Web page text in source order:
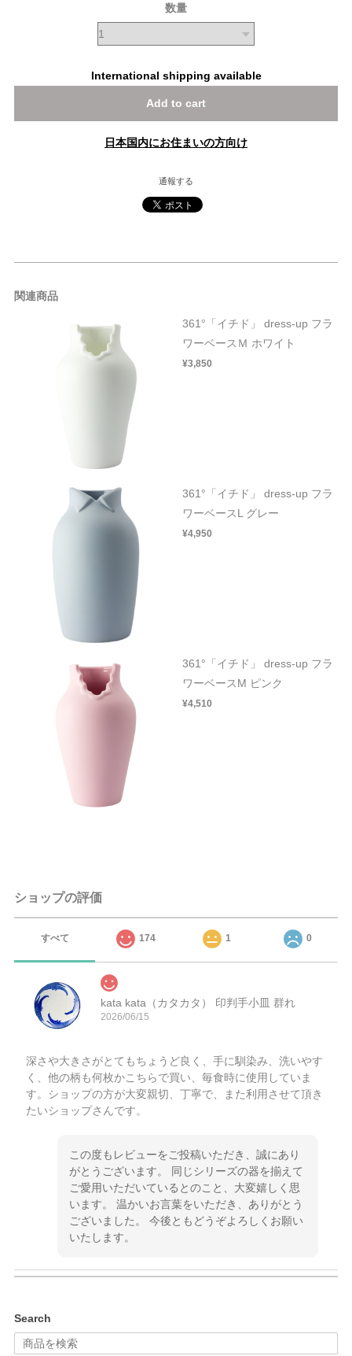
数量
International shipping available
Add to cart
日本国内にお住まいの方向け
通報する
関連商品
361°「イチド」 dress-up フラ
ワーベースＭ ホワイト
¥3,850
361°「イチド」 dress-up フラ
ワーベースL グレー
¥4,950
361°「イチド」 dress-up フラ
ワーベースM ピンク
¥4,510
ショップの評価
すべて 174 1 0
kata kata（カタカタ） 印判手小皿 群れ
2026/06/15
深さや大きさがとてもちょうど良く、手に馴染み、洗いやす
く、他の柄も何枚かこちらで買い、毎食時に使用していま
す。ショップの方が大変親切、丁寧で、また利用させて頂き
たいショップさんです。
この度もレビューをご投稿いただき、誠にあり
がとうございます。 同じシリーズの器を揃えて
ご愛用いただいているとのこと、大変嬉しく思
います。 温かいお言葉をいただき、ありがとう
ございました。 今後ともどうぞよろしくお願い
いたします。
Search